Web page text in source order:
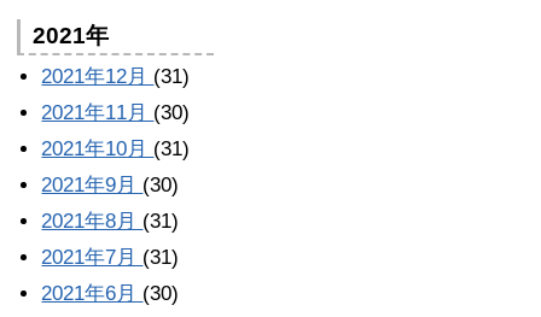
2021年
2021年12月 (31)
2021年11月 (30)
2021年10月 (31)
2021年9月 (30)
2021年8月 (31)
2021年7月 (31)
2021年6月 (30)